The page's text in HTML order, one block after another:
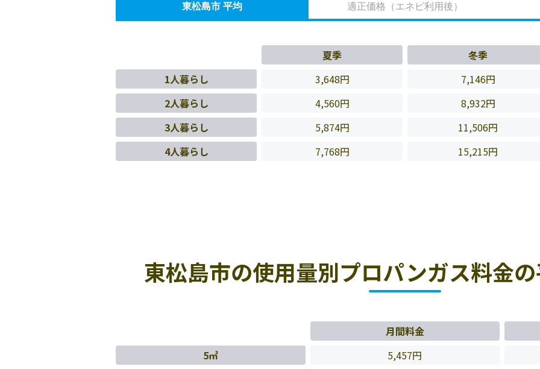
東松島市 平均 適正価格 （エネピ利用後）
夏季
冬季
1人暮らし
3,648円
7,146円
2人暮らし
4,560円
8,932円
3人暮らし
5,874円
11,506円
4人暮らし
7,768円 15,215円
東松島市の使用量別プロパンガス料金
月間料金
5㎥
5,457円